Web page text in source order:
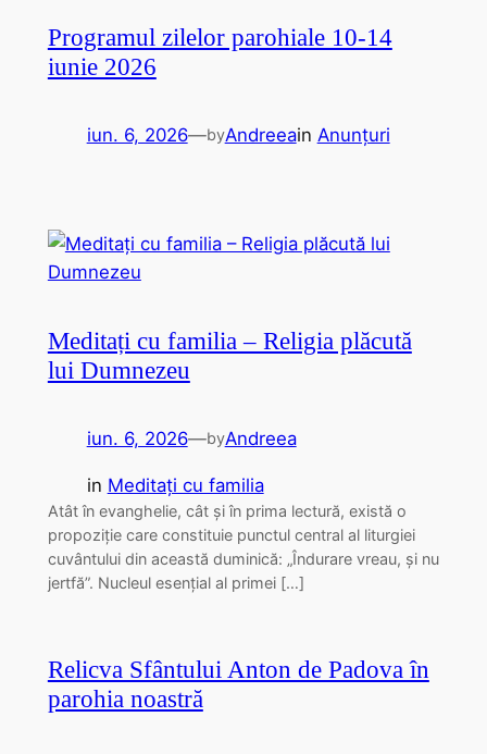
Programul zilelor parohiale 10-14
iunie 2026
iun. 6, 2026—byAndreeain Anunțuri
Meditați cu familia – Religia plăcută
lui Dumnezeu
iun. 6, 2026—byAndreea
in Meditați cu familia
Atât în evanghelie, cât și în prima lectură, există o
propoziție care constituie punctul central al liturgiei
cuvântului din această duminică: „Îndurare vreau, și nu
jertfă”. Nucleul esențial al primei […]
Relicva Sfântului Anton de Padova în
parohia noastră